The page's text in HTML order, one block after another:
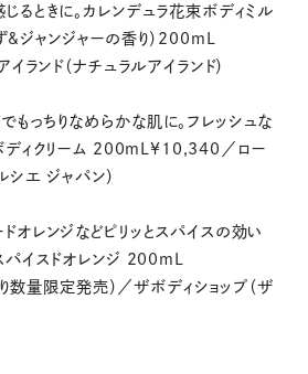
るときに。カレンデュラ花束ボディミル
&ジャンジャーの香り）200mL
ンド（ナチュラルアイランド）
もっちりなめらかな肌に。フレッシュな
ディクリーム 200mL¥10,340／ロー
シエ ジャパン）
オレンジなどピリッとスパイスの効い
パイスドオレンジ 200mL
量限定発売）／ザボディショップ（ザ